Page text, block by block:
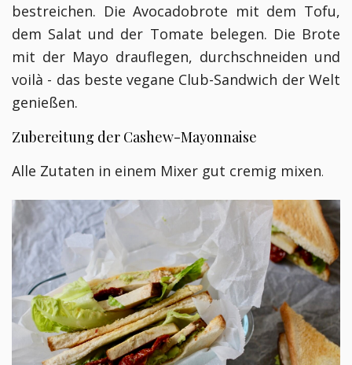
bestreichen. Die Avocadobrote mit dem Tofu,
dem Salat und der Tomate belegen. Die Brote
mit der Mayo drauflegen, durchschneiden und
voilà - das beste vegane Club-Sandwich der Welt
genießen.
Zubereitung der Cashew-Mayonnaise
Alle Zutaten in einem Mixer gut cremig mixen.